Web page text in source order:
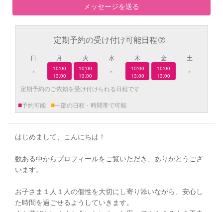
メッセージを送る
定期予約の受け付け可能日程
日
×
月
10:00
|
13:00
火
10:00
|
13:00
水
×
木
10:00
|
13:00
金
10:00
|
13:00
土
×
定期予約のご依頼を受け付けられる日程です
■予約可能 ■一部の日程・時間帯で可能
はじめまして、こんにちは！
数ある中からプロフィールをご覧いただき、ありがとうござ
います。
お子さま１人１人の個性を大切にし寄り添いながら、安心し
た時間を過ごせるようしていきます。